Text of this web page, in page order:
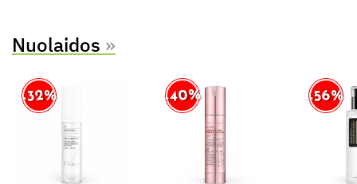
Nuolaidos »
-32% -40% -56%